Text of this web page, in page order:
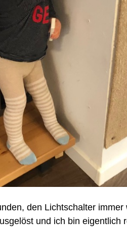
den Lichtschalter
und ich bin eigentlich